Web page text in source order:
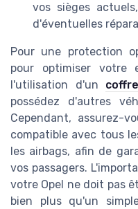
vos sièges
d'éventuelles
Pour une protection
pour optimiser votre
l'utilisation d'un
possédez d'autres
Cependant, assurez-
compatible avec tous
les airbags, afin de
vos passagers.
votre Opel ne doit pas
bien plus qu'un